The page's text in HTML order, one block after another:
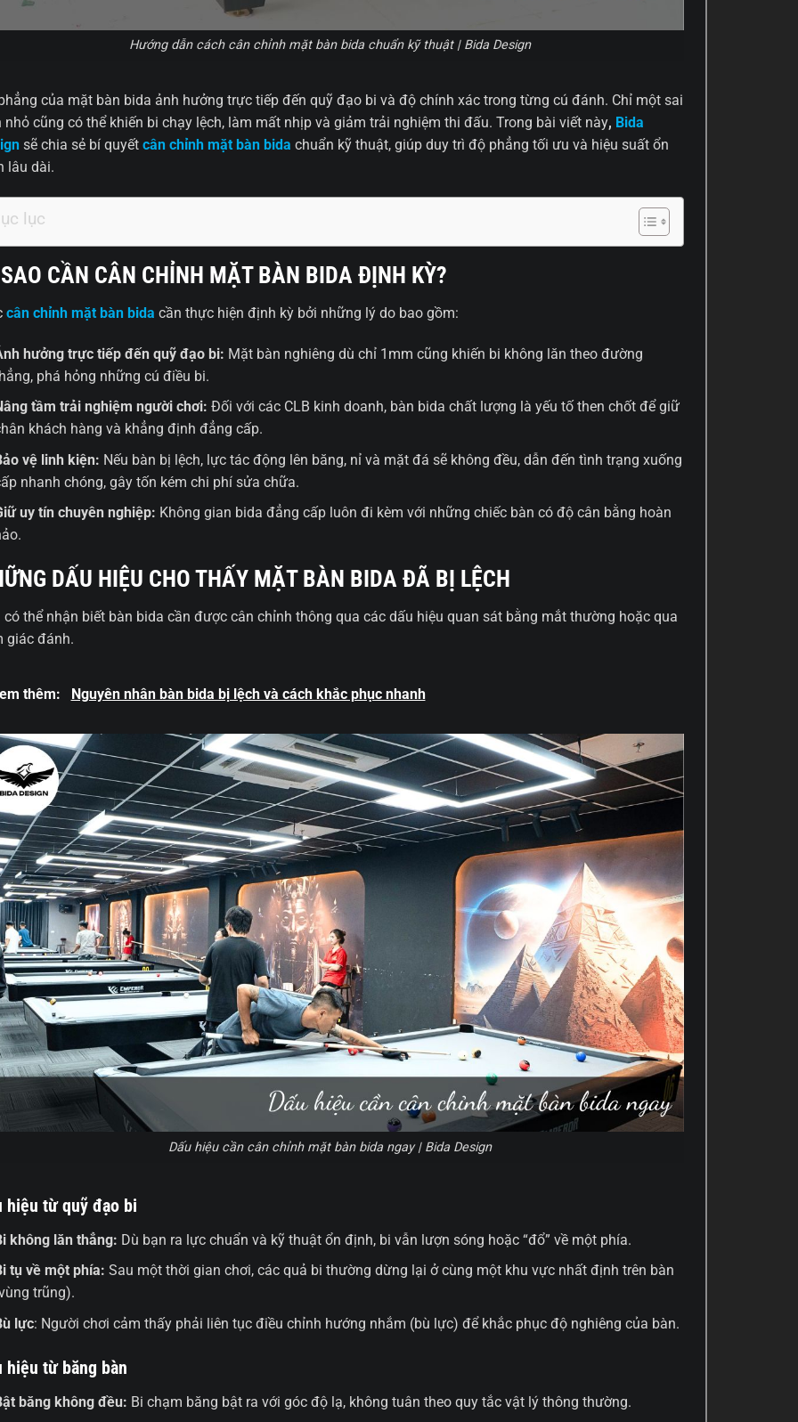
Hướng dẫn cách cân chỉnh mặt bàn bida chuẩn kỹ thuật | Bida Design
của mặt bàn bida ảnh hưởng trực tiếp đến quỹ đạo bi và độ chính xác trong từng cú đánh. Chỉ một sai
nhỏ cũng có thể khiến bi chạy lệch, làm mất nhịp và giảm trải nghiệm thi đấu. Trong bài viết này, Bida
sẽ chia sẻ bí quyết cân chỉnh mặt bàn bida chuẩn kỹ thuật, giúp duy trì độ phẳng tối ưu và hiệu suất ổn
lâu dài.
lục
CẦN CÂN CHỈNH MẶT BÀN BIDA ĐỊNH KỲ?
cân chỉnh mặt bàn bida cần thực hiện định kỳ bởi những lý do bao gồm:
hưởng trực tiếp đến quỹ đạo bi: Mặt bàn nghiêng dù chỉ 1mm cũng khiến bi không lăn theo đường
phá hỏng những cú điều bi.
tầm trải nghiệm người chơi:Đối với các CLB kinh doanh, bàn bida chất lượng là yếu tố then chốt để giữ
khách hàng và khẳng định đẳng cấp.
vệ linh kiện: Nếu bàn bị lệch, lực tác động lên băng, nỉ và mặt đá sẽ không đều, dẫn đến tình trạng xuống
nhanh chóng, gây tốn kém chi phí sửa chữa.
uy tín chuyên nghiệp: Không gian bida đẳng cấp luôn đi kèm với những chiếc bàn có độ cân bằng hoàn
DẤU HIỆU CHO THẤY MẶT BÀN BIDA ĐÃ BỊ LỆCH
có thể nhận biết bàn bida cần được cân chỉnh thông qua các dấu hiệu quan sát bằng mắt thường hoặc qua
giác đánh.
thêm: Nguyên nhân bàn bida bị lệch và cách khắc phục nhanh
Dấu hiệu cần cân chỉnh mặt bàn bida ngay | Bida Design
hiệu từ quỹ đạo bi
không lăn thẳng: Dù bạn ra lực chuẩn và kỹ thuật ổn định, bi vẫn lượn sóng hoặc “đổ” về một phía.
tụ về một phía:Sau một thời gian chơi, các quả bi thường dừng lại ở cùng một khu vực nhất định trên bàn
trũng).
lực: Người chơi cảm thấy phải liên tục điều chỉnh hướng nhắm (bù lực) để khắc phục độ nghiêng của bàn.
hiệu từ băng bàn
băng không đều: Bi chạm băng bật ra với góc độ lạ, không tuân theo quy tắc vật lý thông thường.